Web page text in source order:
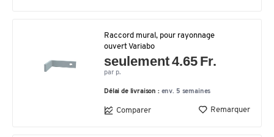
Raccord mural, pour rayonnage
ouvert Variabo
seulement 4.65 Fr.
par p.
Délai de livraison : env. 5 semaines
Comparer Remarquer